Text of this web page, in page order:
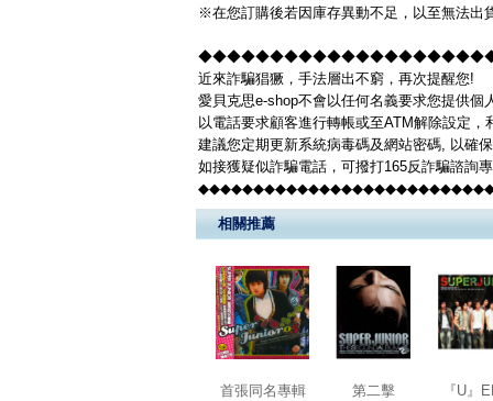
※在您訂購後若因庫存異動不足，以至無法出
◆◆◆◆◆◆◆◆◆◆◆◆◆◆◆◆◆◆◆◆◆◆◆◆
近來詐騙猖獗，手法層出不窮，再次提醒您!
愛貝克思e-shop不會以任何名義要求您提供個
以電話要求顧客進行轉帳或至ATM解除設定
建議您定期更新系統病毒碼及網站密碼, 以確
如接獲疑似詐騙電話，可撥打165反詐騙諮詢
相關推薦
首張同名專輯 第二擊
『U』